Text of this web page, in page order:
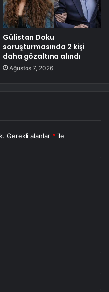
Gülistan Doku
soruşturmasında 2 kişi
daha gözaltına alındı
Ağustos 7, 2026
Gerekli alanlar * ile